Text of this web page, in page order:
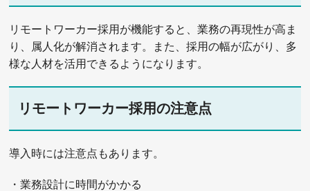
リモートワーカー採用が機能すると、業務の再現性が高ま
り、属人化が解消されます。また、採用の幅が広がり、多
様な人材を活用できるようになります。
リモートワーカー採用の注意点
導入時には注意点もあります。
・業務設計に時間がかかる